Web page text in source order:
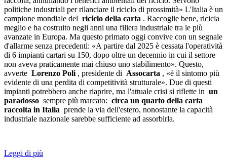
politiche industriali per rilanciare il riciclo di prossimità» L'Italia è un
campione mondiale del riciclo della carta . Raccoglie bene, ricicla
meglio e ha costruito negli anni una filiera industriale tra le più
avanzate in Europa. Ma questo primato oggi convive con un segnale
d'allarme senza precedenti: «A partire dal 2025 è cessata l'operatività
di 6 impianti cartari su 150, dopo oltre un decennio in cui il settore
non aveva praticamente mai chiuso uno stabilimento». Questo,
avverte Lorenzo Poli , presidente di Assocarta , «è il sintomo più
evidente di una perdita di competitività strutturale». Due di questi
impianti potrebbero anche riaprire, ma l'attuale crisi si riflette in un
paradosso sempre più marcato: circa un quarto della carta
raccolta in Italia prende la via dell'estero, nonostante la capacità
industriale nazionale sarebbe sufficiente ad assorbirla.
Leggi di più